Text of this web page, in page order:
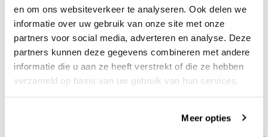
en om ons websiteverkeer te analyseren. Ook delen we
informatie over uw gebruik van onze site met onze
partners voor social media, adverteren en analyse. Deze
partners kunnen deze gegevens combineren met andere
informatie die u aan ze heeft verstrekt of die ze hebben
verzameld op basis van uw gebruik van hun services.
Meer opties
About this product
Shipment and returns
Related products